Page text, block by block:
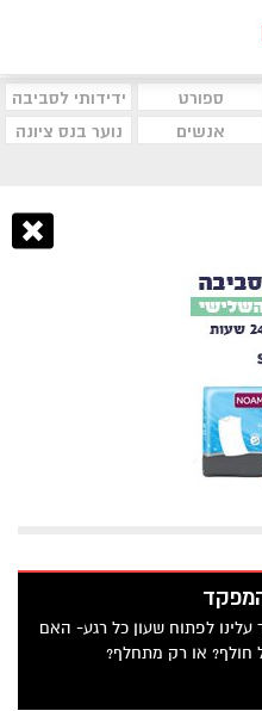
ספורט
ידידותי לסביבה
אנשים
נוער בנס ציונה
עלינו לפתוח שעון כל רגע- האם
או רק מתחלף?